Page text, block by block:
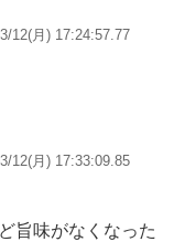
12(月) 17:24:57.77
12(月) 17:33:09.85
旨味がなくなった